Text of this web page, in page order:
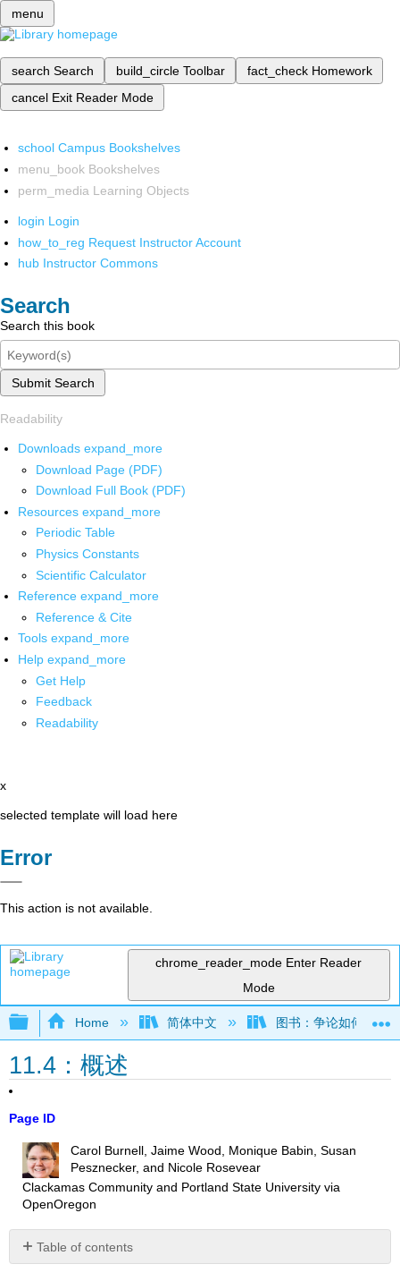
menu
search Search build_circle Toolbar fact_check Homework
cancel Exit Reader Mode
school Campus Bookshelves
menu_book Bookshelves
perm_media Learning Objects
login Login
how_to_reg Request Instructor Account
hub Instructor Commons
Search
Search this book
Submit Search
Readability
Downloads expand_more
Download Page (PDF)
Download Full Book (PDF)
Resources expand_more
Periodic Table
Physics Constants
Scientific Calculator
Reference expand_more
Reference & Cite
Tools expand_more
Help expand_more
Get Help
Feedback
Readability
x
selected template will load here
Error
This action is not available.
chrome_reader_mode Enter Reader
Mode
Expand/collapse global hierarchy
Home 简体中文 图书：争论如何运作
11.4：概述
Page ID
Carol Burnell, Jaime Wood, Monique Babin, Susan
Pesznecker, and Nicole Rosevear
Clackamas Community and Portland State Universityvia
OpenOregon
Table of contents